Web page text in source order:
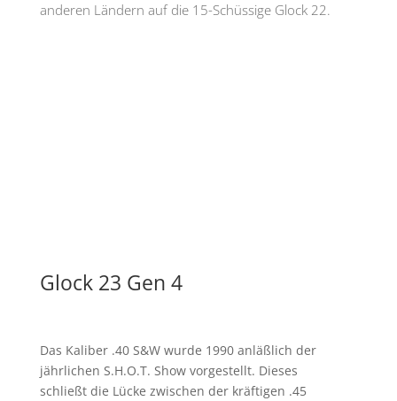
anderen Ländern auf die 15-Schüssige Glock 22.
Glock 23 Gen 4
Das Kaliber .40 S&W wurde 1990 anläßlich der
jährlichen S.H.O.T. Show vorgestellt. Dieses
schließt die Lücke zwischen der kräftigen .45